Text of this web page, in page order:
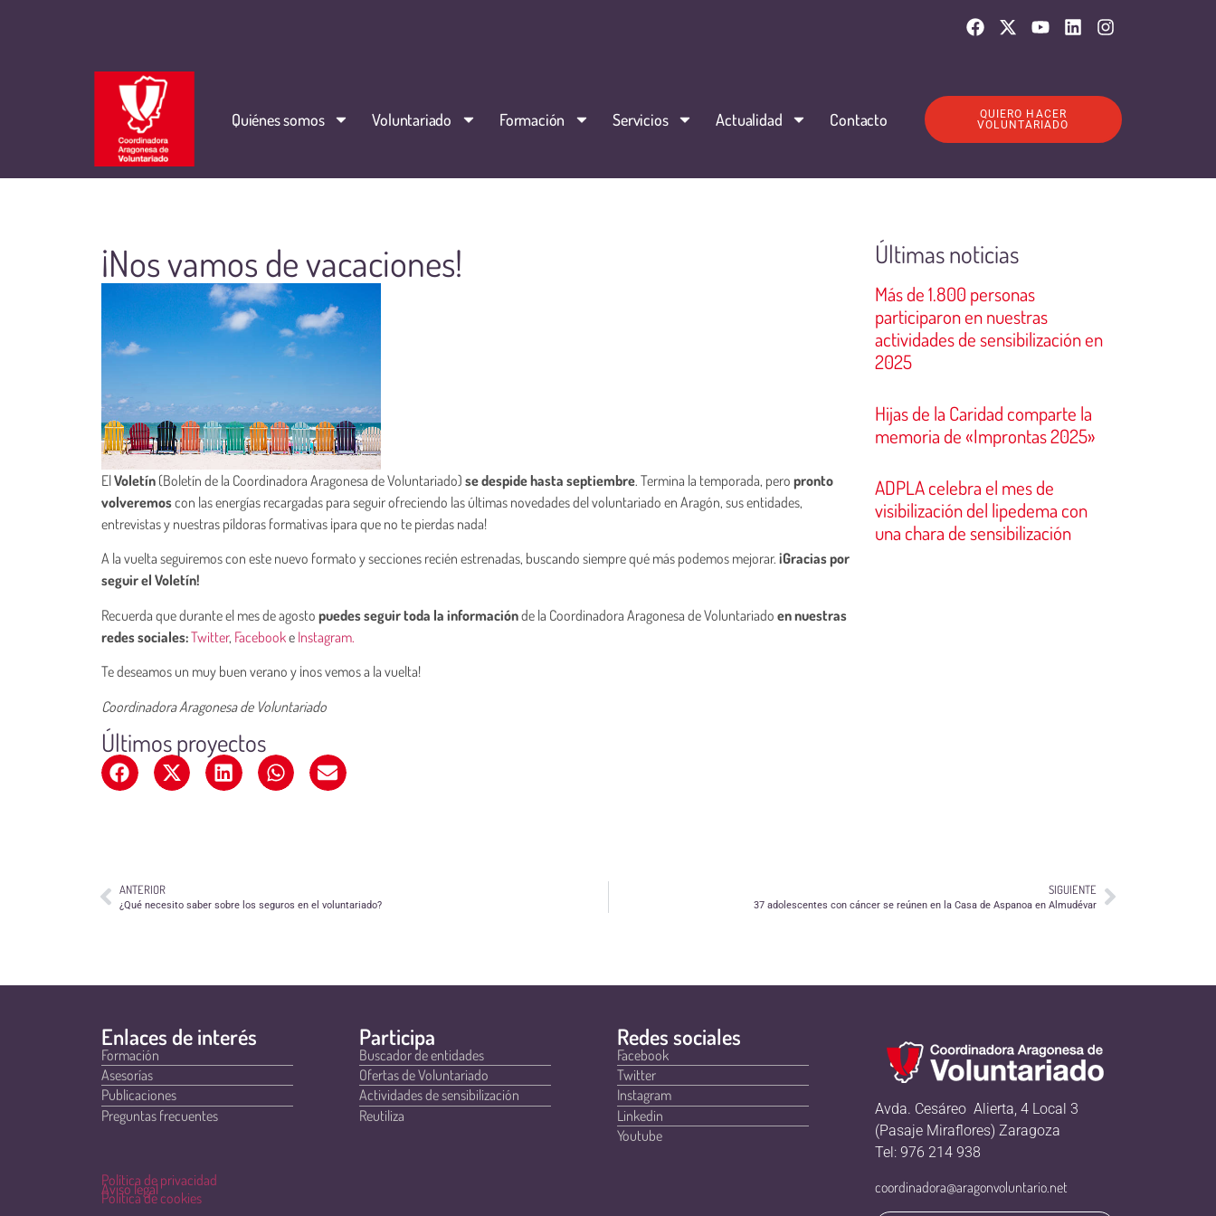
Quiénes somos Voluntariado Formación Servicios Actualidad Contacto
QUIERO HACER
VOLUNTARIADO
¡Nos vamos de vacaciones!
ElVoletín (Boletín de la Coordinadora Aragonesa de Voluntariado) se despide hasta septiembre. Termina la temporada, pero pronto
volveremoscon las energías recargadas para seguir ofreciendo las últimas novedades del voluntariado en Aragón, sus entidades,
entrevistas y nuestras píldoras formativas ¡para que no te pierdas nada!
A la vuelta seguiremos con este nuevo formato y secciones recién estrenadas, buscando siempre qué más podemos mejorar. ¡Gracias por
seguir el Voletín!
Recuerda que durante el mes de agosto puedes seguir toda la informaciónde la Coordinadora Aragonesa de Voluntariado en nuestras
redes sociales:Twitter, Facebooke Instagram.
Te deseamos un muy buen verano y ¡nos vemos a la vuelta!
Coordinadora Aragonesa de Voluntariado
Últimos proyectos
Últimas noticias
Más de 1.800 personas
participaron en nuestras
actividades de sensibilización en
2025
Hijas de la Caridad comparte la
memoria de «Improntas 2025»
ADPLA celebra el mes de
visibilización del lipedema con
una chara de sensibilización
ANTERIOR
¿Qué necesito saber sobre los seguros en el voluntariado?
SIGUIENTE
37 adolescentes con cáncer se reúnen en la Casa de Aspanoa en Almudévar
Enlaces de interés
Formación
Asesorías
Publicaciones
Preguntas frecuentes
Política de privacidad
Aviso legal
Política de cookies
Participa
Buscador de entidades
Ofertas de Voluntariado
Actividades de sensibilización
Reutiliza
Redes sociales
Facebook
Twitter
Instagram
Linkedin
Youtube
Avda. Cesáreo Alierta, 4 Local 3
(Pasaje Miraflores) Zaragoza
Tel: 976 214 938
coordinadora@aragonvoluntario.net